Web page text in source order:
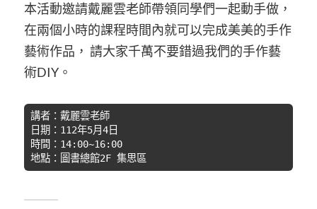
本活動邀請戴麗雲老師帶領同學們一起動手做，
在兩個小時的課程時間內就可以完成美美的手作
藝術作品， 請大家千萬不要錯過我們的手作藝
術DIY。
講者：戴麗雲老師
日期：112年5月4日
時間：14:00~16:00
地點：圖書總館2F 集思區